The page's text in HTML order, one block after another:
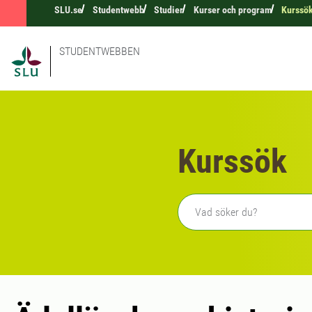
SLU.se Studentwebb Studier Kurser och program
STUDENTWEBBEN
Kurssök
Fritext sökning